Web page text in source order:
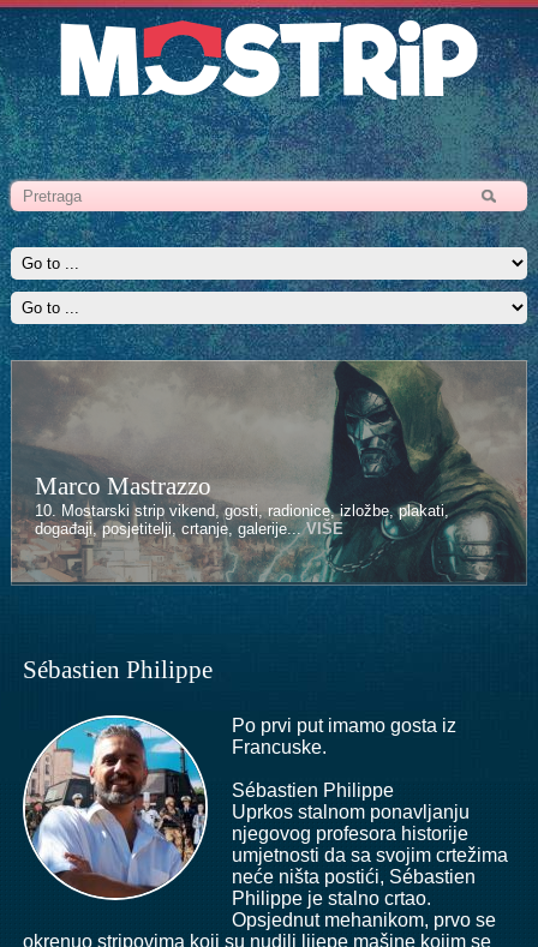
Marco Mastrazzo
10. Mostarski strip vikend, gosti, radionice, izložbe, plakati,
događaji, posjetitelji, crtanje, galerije...VIŠE
Kenan Halilović
10. Mostarski strip vikend, gosti, radionice, izložbe, plakati,
događaji, posjetitelji, crtanje, galerije...VIŠE
Sébastien Philippe
Po prvi put imamo gosta iz
Francuske.
Sébastien Philippe
Uprkos stalnom ponavljanju
njegovog profesora historije
umjetnosti da sa svojim crtežima
neće ništa postići, Sébastien
Philippe je stalno crtao.
Opsjednut mehanikom, prvo se
okrenuo stripovima koji su nudili lijepe mašine kojim se